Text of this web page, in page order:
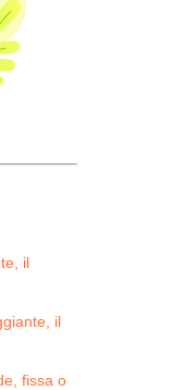
22.90
il
il
fissa o